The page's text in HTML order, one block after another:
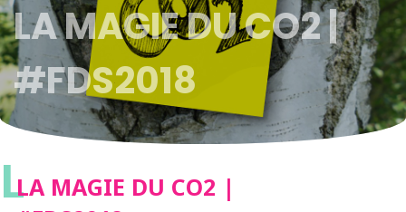
LA MAGIE DU CO2 |
#FDS2018
LLA MAGIE DU CO2 |